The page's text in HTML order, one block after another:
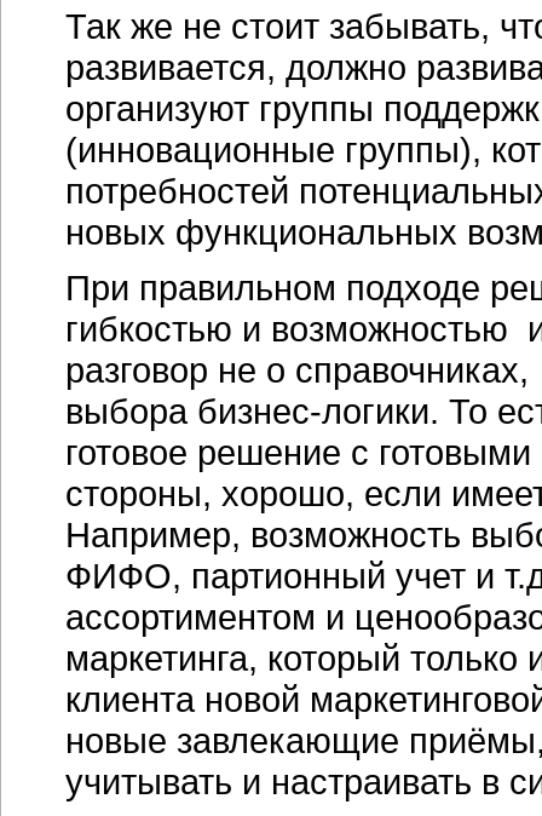
Так же не стоит забывать,
развивается, должно
организуют группы
(инновационные группы),
потребностей
новых функциональных
При правильном подходе
гибкостью и возможностью
разговор не о
выбора бизнес-логики. То
готовое решение с
стороны, хорошо, если
Например, возможность
ФИФО, партионный учет и
ассортиментом и
маркетинга, который
клиента новой
новые завлекающие
учитывать и настраивать в